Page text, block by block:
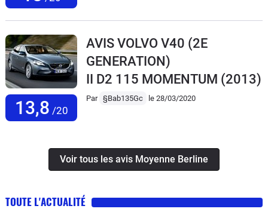
13,8 /20
AVIS VOLVO V40 (2E
GENERATION)
II D2 115 MOMENTUM (2013)
Par §Bab135Gc le 28/03/2020
Voir tous les avis Moyenne Berline
TOUTE L'ACTUALITÉ